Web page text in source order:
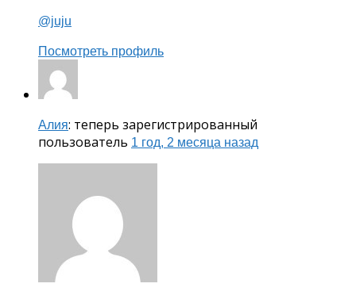
@juju
Посмотреть профиль
Алия: теперь зарегистрированный
пользователь 1 год, 2 месяца назад